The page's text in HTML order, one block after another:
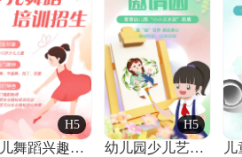
H5
少儿舞蹈兴趣班艺术培训学校招生宣传
H5
幼儿园少儿艺术展览绘画展摄影作品展美术展